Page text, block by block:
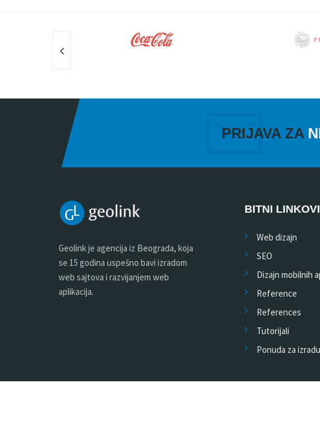
PRIJAVA ZA
Geolink je agencija iz Beograda, koja
se 15 godina uspešno bavi izradom
web sajtova i razvijanjem web
aplikacija.
BITNI LINKOVI
Web dizajn
SEO
Dizajn mobilnih
Reference
References
Tutorijali
Ponuda za